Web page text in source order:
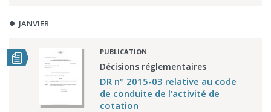
JANVIER
PUBLICATION
Décisions réglementaires
DR n° 2015-03 relative au code
de conduite de l’activité de
cotation